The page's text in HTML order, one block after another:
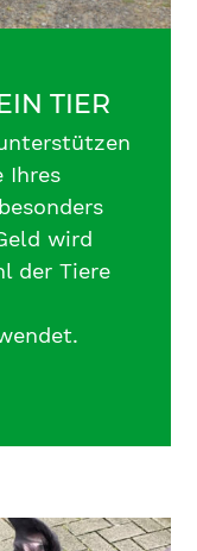
TIER
Ihres
wird
der Tiere